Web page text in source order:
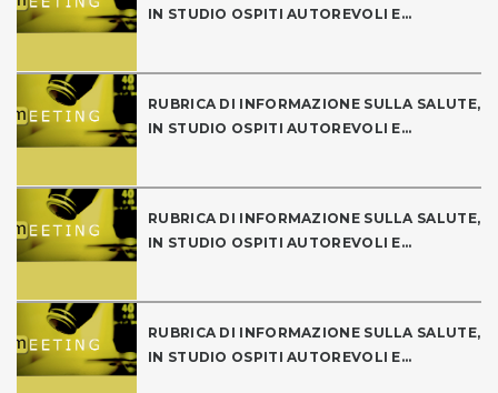
IN STUDIO OSPITI AUTOREVOLI E...
RUBRICA DI INFORMAZIONE SULLA SALUTE,
IN STUDIO OSPITI AUTOREVOLI E...
RUBRICA DI INFORMAZIONE SULLA SALUTE,
IN STUDIO OSPITI AUTOREVOLI E...
RUBRICA DI INFORMAZIONE SULLA SALUTE,
IN STUDIO OSPITI AUTOREVOLI E...